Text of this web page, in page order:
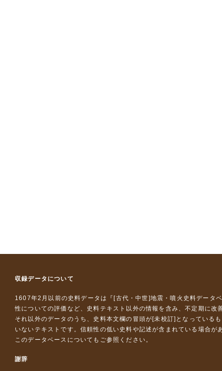
収録データについて
1607年2月以前の史料データは『 [古代・中世]地震・噴火史料データ
性についての評価など、史料テキスト以外の情報を含み、不定期に改
それ以外のデータのうち、史料本文欄の冒頭が[未校訂]となっている
いないテキストです。信頼性の低い史料や記述が含まれている場合が
このデータベースについて もご参照ください。
謝辞